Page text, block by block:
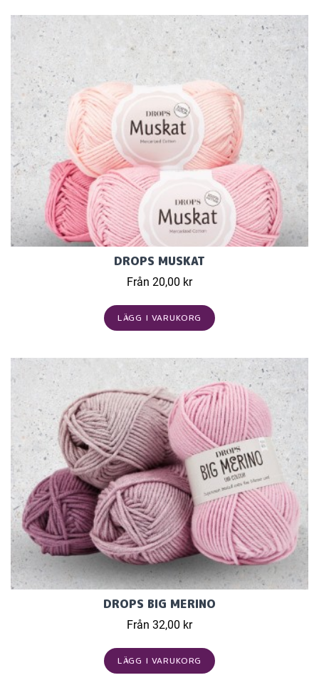
DROPS MUSKAT
Från 20,00 kr
LÄGG I VARUKORG
DROPS BIG MERINO
Från 32,00 kr
LÄGG I VARUKORG